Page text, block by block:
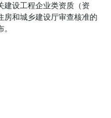
建设工程企业类资质（资
房和城乡建设厅审查核准的